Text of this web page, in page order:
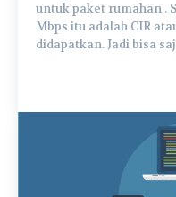
untuk paket rumahan .
Mbps itu adalah CIR
didapatkan. Jadi bisa